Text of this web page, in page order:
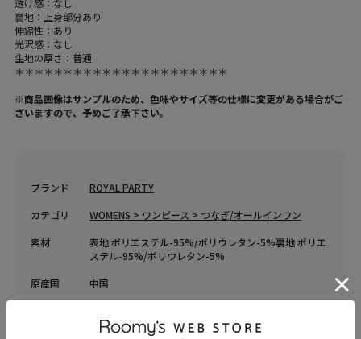
透け感：なし
裏地：上身部分あり
伸縮性：あり
光沢感：なし
生地の厚さ：普通
＊＊＊＊＊＊＊＊＊＊＊＊＊＊＊＊＊＊＊＊＊＊
※商品画像はサンプルのため、色味やサイズ等の仕様に変更がある場合がご
ざいますので、予めご了承下さい。
ブランド
ROYAL PARTY
カテゴリ
WOMENS > ワンピース > つなぎ/オールインワン
素材
表地 ポリエステル-95%/ポリウレタン-5%裏地 ポリエ
ステル-95%/ポリウレタン-5%
原産国
中国